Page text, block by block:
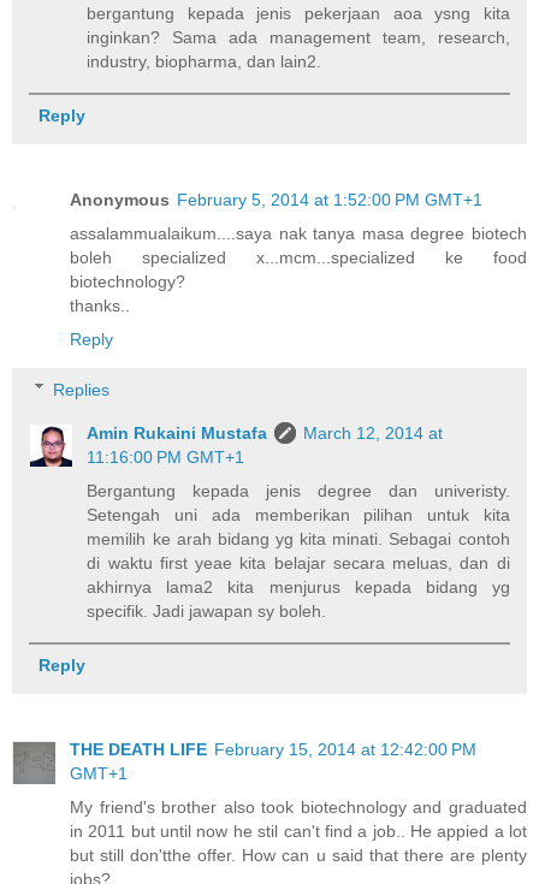
bergantung kepada jenis pekerjaan aoa ysng kita
inginkan? Sama ada management team, research,
industry, biopharma, dan lain2.
Reply
Anonymous February 5, 2014 at 1:52:00 PM GMT+1
assalammualaikum....saya nak tanya masa degree biotech
boleh specialized x...mcm...specialized ke food
biotechnology?
thanks..
Reply
Replies
Amin Rukaini Mustafa
March 12, 2014 at
11:16:00 PM GMT+1
Bergantung kepada jenis degree dan univeristy.
Setengah uni ada memberikan pilihan untuk kita
memilih ke arah bidang yg kita minati. Sebagai contoh
di waktu first yeae kita belajar secara meluas, dan di
akhirnya lama2 kita menjurus kepada bidang yg
specifik. Jadi jawapan sy boleh.
Reply
THE DEATH LIFE February 15, 2014 at 12:42:00 PM
GMT+1
My friend's brother also took biotechnology and graduated
in 2011 but until now he stil can't find a job.. He appied a lot
but still don'tthe offer. How can u said that there are plenty
jobs?